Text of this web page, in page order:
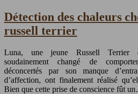
Détection des chaleurs
russell terrier
Luna, une jeune Russell Terrier
soudainement changé de
déconcertés par son manque
d’affection, ont finalement réalisé
Bien que cette prise de conscience fût